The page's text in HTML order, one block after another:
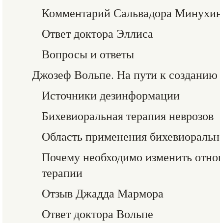
Комментарий Сальвадора
Ответ доктора Эллиса
Вопросы и ответы
Джозеф Вольпе. На пути к созданию
Источники дезинформации
Бихевиоральная терапия неврозов
Область применения
Почему необходимо изменить
терапии
Отзыв Джадда Мармора
Ответ доктора Вольпе